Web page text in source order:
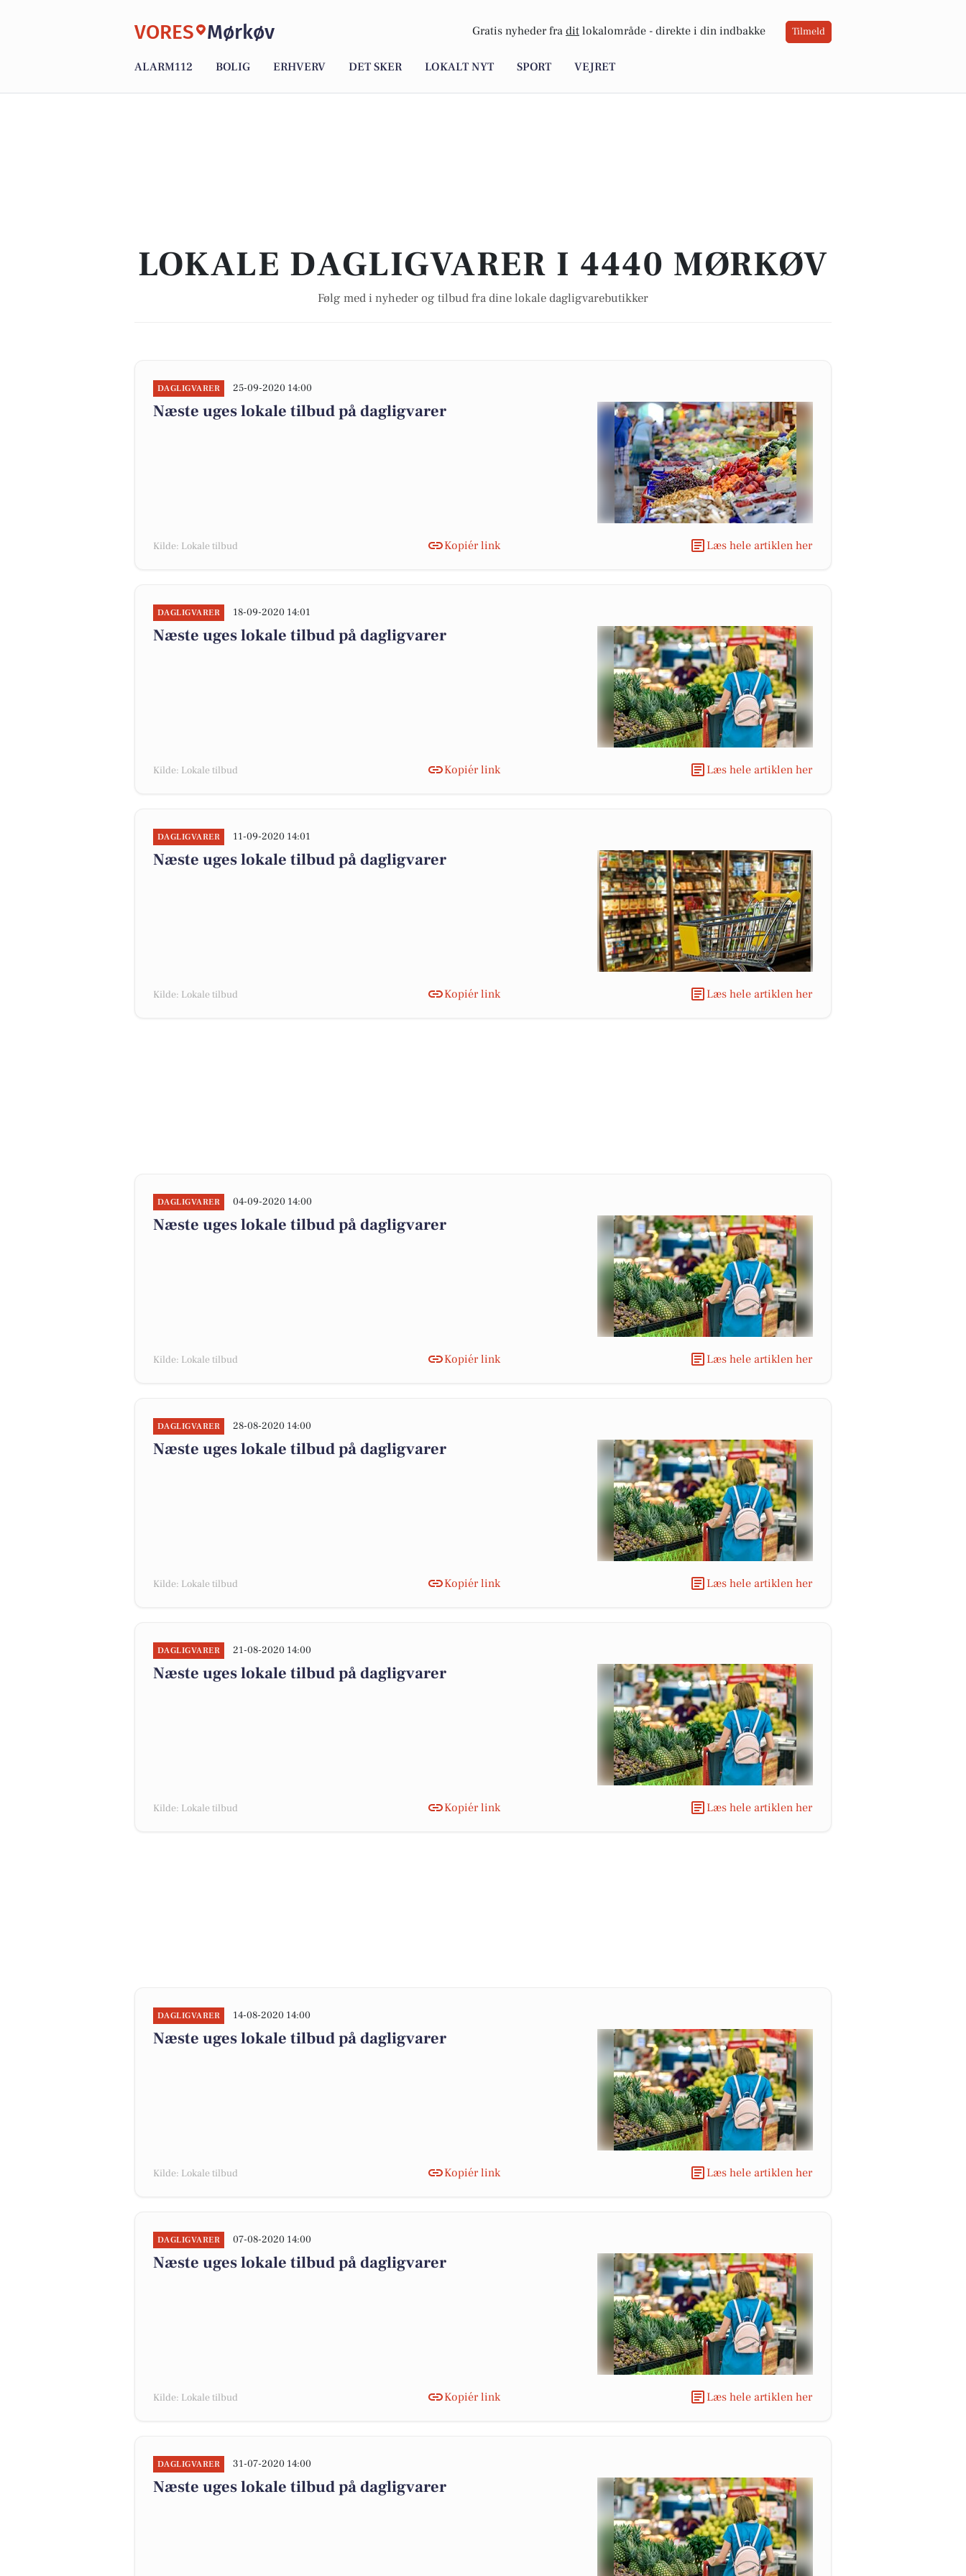
VORES Mørkøv Gratis nyheder fra dit lokalområde - direkte i din indbakke Tilmeld
ALARM112 BOLIG ERHVERV DET SKER LOKALT NYT SPORT VEJRET
LOKALE DAGLIGVARER I 4440 MØRKØV
Følg med i nyheder og tilbud fra dine lokale dagligvarebutikker
DAGLIGVARER 25-09-2020 14:00
Næste uges lokale tilbud på dagligvarer
Kilde: Lokale tilbud Kopiér link Læs hele artiklen her
DAGLIGVARER 18-09-2020 14:01
Næste uges lokale tilbud på dagligvarer
Kilde: Lokale tilbud Kopiér link Læs hele artiklen her
DAGLIGVARER 11-09-2020 14:01
Næste uges lokale tilbud på dagligvarer
Kilde: Lokale tilbud Kopiér link Læs hele artiklen her
DAGLIGVARER 04-09-2020 14:00
Næste uges lokale tilbud på dagligvarer
Kilde: Lokale tilbud Kopiér link Læs hele artiklen her
DAGLIGVARER 28-08-2020 14:00
Næste uges lokale tilbud på dagligvarer
Kilde: Lokale tilbud Kopiér link Læs hele artiklen her
DAGLIGVARER 21-08-2020 14:00
Næste uges lokale tilbud på dagligvarer
Kilde: Lokale tilbud Kopiér link Læs hele artiklen her
DAGLIGVARER 14-08-2020 14:00
Næste uges lokale tilbud på dagligvarer
Kilde: Lokale tilbud Kopiér link Læs hele artiklen her
DAGLIGVARER 07-08-2020 14:00
Næste uges lokale tilbud på dagligvarer
Kilde: Lokale tilbud Kopiér link Læs hele artiklen her
DAGLIGVARER 31-07-2020 14:00
Næste uges lokale tilbud på dagligvarer